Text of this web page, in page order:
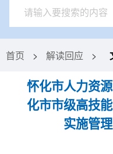
首页 > 解读回应 >
怀化市人力资
化市市级高技
实施管